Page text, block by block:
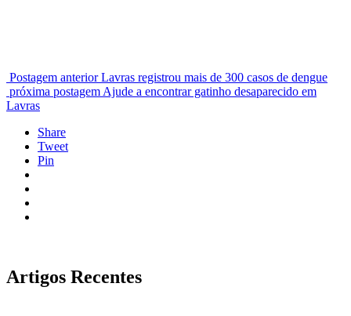
Postagem anterior Lavras registrou mais de 300 casos de dengue
próxima postagemAjude a encontrar gatinho desaparecido em
Lavras
Share
Tweet
Pin
Artigos Recentes